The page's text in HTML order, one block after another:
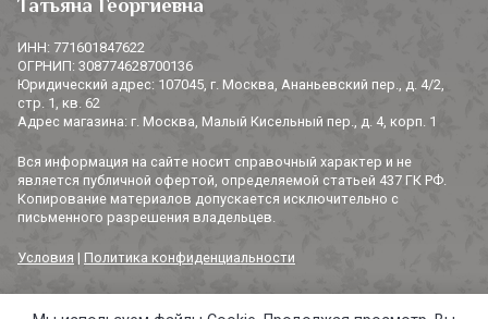
Татьяна Георгиевна
ИНН: 771601847622
ОГРНИП: 308774628700136
Юридический адрес: 107045, г. Москва, Ананьевский пер., д. 4/2,
стр. 1, кв. 62
Адрес магазина: г. Москва, Малый Кисельный пер., д. 4, корп. 1
Вся информация на сайте носит справочный характер и не
является публичной офертой, определяемой статьей 437 ГК РФ.
Копирование материалов допускается исключительно с
письменного разрешения владельцев.
Условия | Политика конфиденциальности